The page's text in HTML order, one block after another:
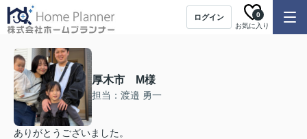
ログイン
お気に入り
0
厚木市 M様
担当：渡邉 勇一
ありがとうございました。